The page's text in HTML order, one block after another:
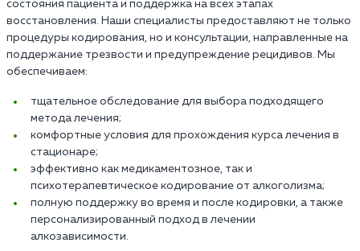
состояния пациента и поддержка на всех этапах
восстановления. Наши специалисты предоставляют не только
процедуры кодирования, но и консультации, направленные на
поддержание трезвости и предупреждение рецидивов. Мы
обеспечиваем:
тщательное обследование для выбора подходящего
метода лечения;
комфортные условия для прохождения курса лечения в
стационаре;
эффективно как медикаментозное, так и
психотерапевтическое кодирование от алкоголизма;
полную поддержку во время и после кодировки, а также
персонализированный подход в лечении
алкозависимости.